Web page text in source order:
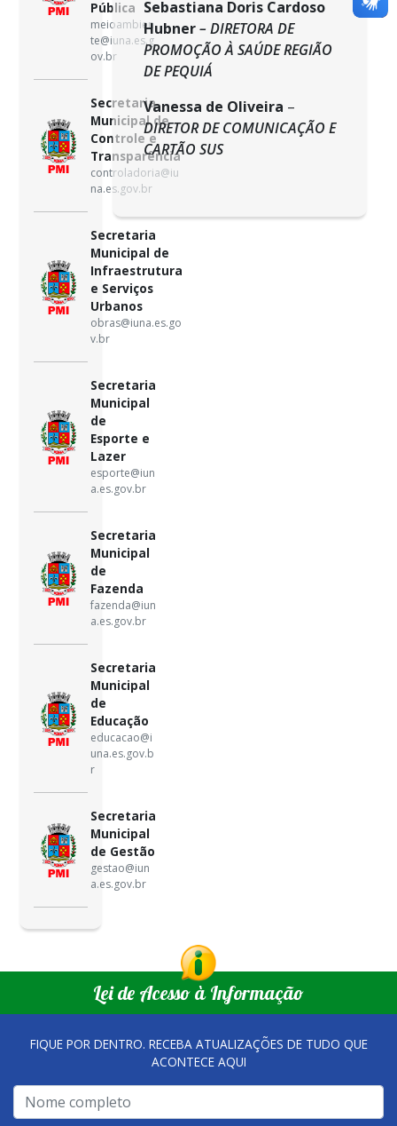
Pública
meioambien
te@iuna.es.g
ov.br
Secretaria
Municipal de
Controle e
Transparência
controladoria@iu
na.es.gov.br
Secretaria
Municipal de
Infraestrutura
e Serviços
Urbanos
obras@iuna.es.go
v.br
Secretaria
Municipal
de
Esporte e
Lazer
esporte@iun
a.es.gov.br
Secretaria
Municipal
de
Fazenda
fazenda@iun
a.es.gov.br
Secretaria
Municipal
de
Educação
educacao@i
una.es.gov.b
r
Secretaria
Municipal
de Gestão
gestao@iun
a.es.gov.br
Sebastiana Doris Cardoso
Hubner– DIRETORA DE
PROMOÇÃO À SAÚDE REGIÃO
DE PEQUIÁ
Vanessa de Oliveira –
DIRETOR DE COMUNICAÇÃO E
CARTÃO SUS
Lei de Acesso à Informação
FIQUE POR DENTRO. RECEBA ATUALIZAÇÕES DE TUDO QUE
ACONTECE AQUI